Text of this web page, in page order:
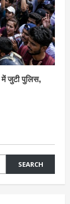
जुटी पुलिस,
SEARCH